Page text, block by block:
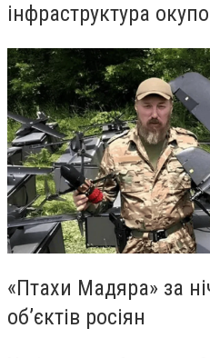
інфраструктура
«Птахи Мадяра» за
об’єктів росіян